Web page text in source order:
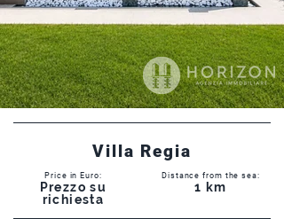
Villa Regia
Price in Euro:
Prezzo su
richiesta
Distance from the sea:
1 km